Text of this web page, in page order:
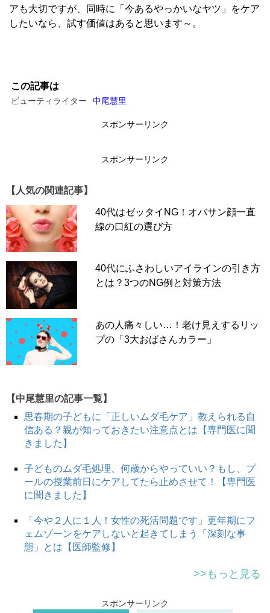
アも大切ですが、同時に「今あるやっかいなヤツ」をケア
したいなら、試す価値はあると思います～。
この記事は
ビューティライター 中尾慧里
スポンサーリンク
スポンサーリンク
【人気の関連記事】
40代はゼッタイNG！オバサン顔一直
線の口紅の選び方
40代にふさわしいアイラインの引き方
とは？3つのNG例と対策方法
あの人痛々しい…！老け見えするリッ
プの「3大おばさんカラー」
【中尾慧里の記事一覧】
思春期の子どもに「正しいムダ毛ケア」教えられる自
信ある？親が知っておきたい注意点とは【専門医に聞
きました】
子どものムダ毛処理、何歳からやっていい？もし、プ
ールの授業前日にケアしてたら止めさせて！【専門医
に聞きました】
「今や２人に１人！女性の死活問題です」更年期にフ
ェムゾーンをケアしないと起きてしまう「深刻な事
態」とは【医師監修】
>>もっと見る
スポンサーリンク